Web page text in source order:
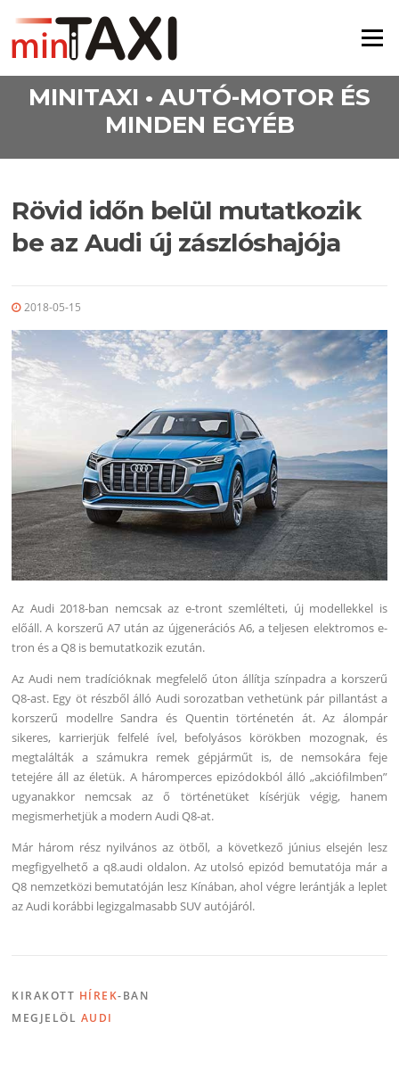
Menü
MINITAXI • AUTÓ-MOTOR ÉS
MINDEN EGYÉB
Rövid időn belül mutatkozik
be az Audi új zászlóshajója
2018-05-15
Az Audi 2018-ban nemcsak az e-tront szemlélteti, új modellekkel is
előáll. A korszerű A7 után az újgenerációs A6, a teljesen elektromos e-
tron és a Q8 is bemutatkozik ezután.
Az Audi nem tradícióknak megfelelő úton állítja színpadra a korszerű
Q8-ast. Egy öt részből álló Audi sorozatban vethetünk pár pillantást a
korszerű modellre Sandra és Quentin történetén át. Az álompár
sikeres, karrierjük felfelé ível, befolyásos körökben mozognak, és
megtalálták a számukra remek gépjárműt is, de nemsokára feje
tetejére áll az életük. A háromperces epizódokból álló „akciófilmben”
ugyanakkor nemcsak az ő történetüket kísérjük végig, hanem
megismerhetjük a modern Audi Q8-at.
Már három rész nyilvános az ötből, a következő június elsején lesz
megfigyelhető a q8.audi oldalon. Az utolsó epizód bemutatója már a
Q8 nemzetközi bemutatóján lesz Kínában, ahol végre lerántják a leplet
az Audi korábbi legizgalmasabb SUV autójáról.
KIRAKOTT HÍREK-BAN
MEGJELÖL AUDI